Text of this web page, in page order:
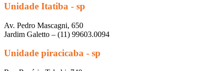
Unidade Itatiba - sp
Av. Pedro Mascagni, 650
Jardim Galetto – (11) 99603.0094
Unidade piracicaba - sp